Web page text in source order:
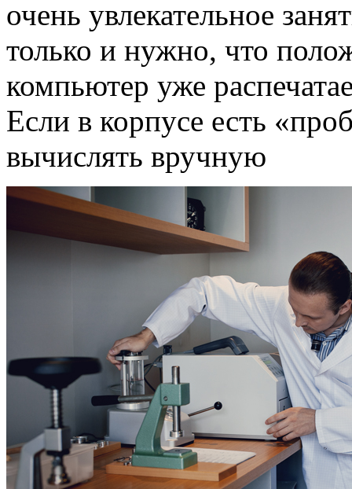
очень увлекательное
только и нужно, что
компьютер уже
Если в корпусе есть
вычислять вручную